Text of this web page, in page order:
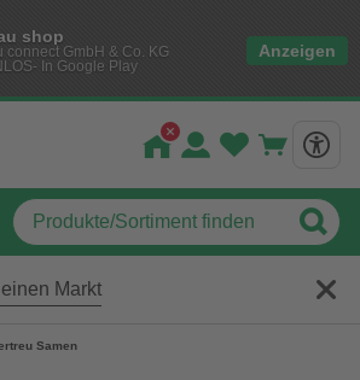
shop
connect GmbH & Co. KG
In Google Play
Anzeigen
Markt
Samen